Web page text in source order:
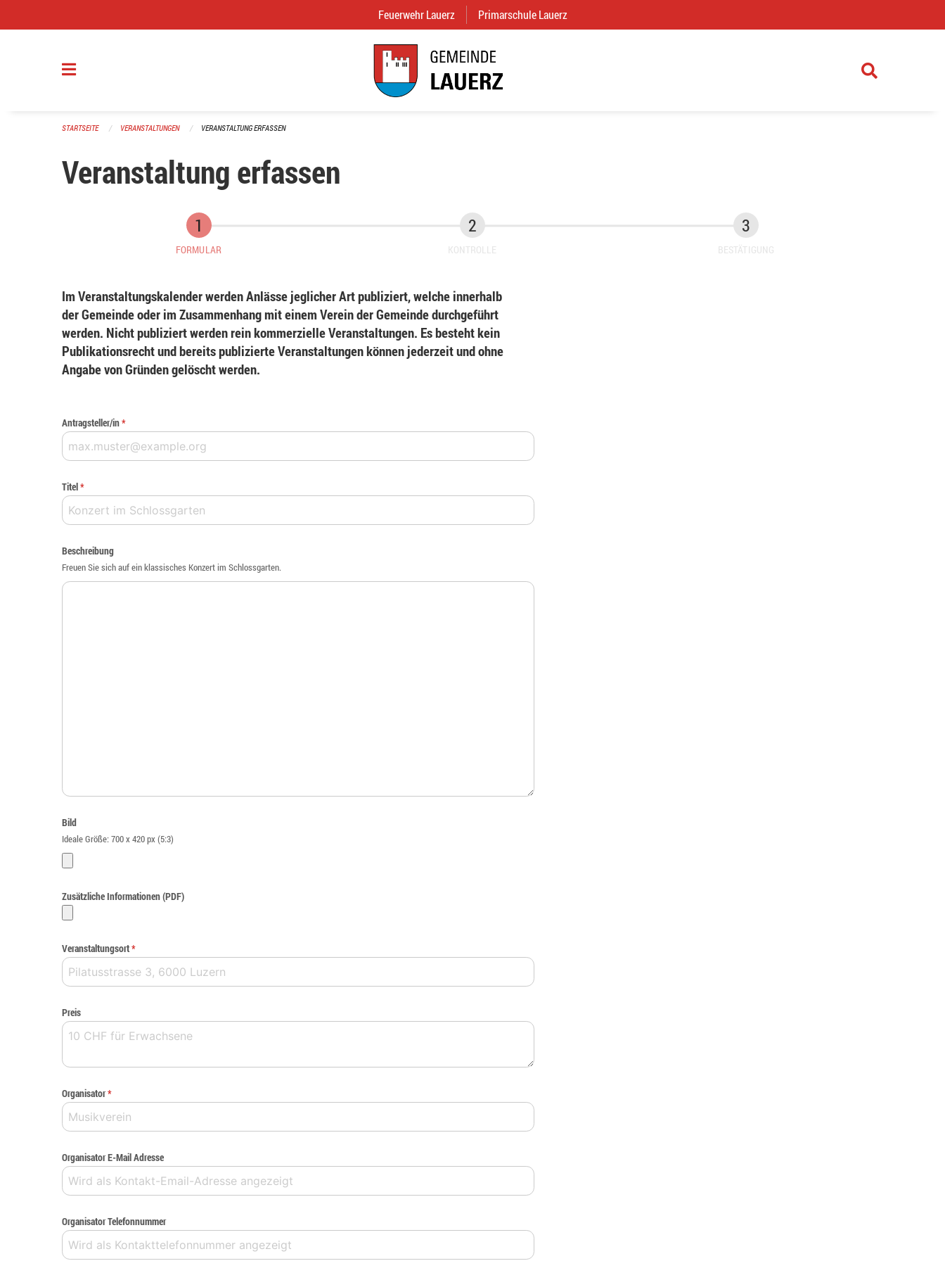
Feuerwehr Lauerz (External Link)
Primarschule Lauerz
STARTSEITE VERANSTALTUNGEN VERANSTALTUNG ERFASSEN
Veranstaltung erfassen
FORMULAR KONTROLLE BESTÄTIGUNG
Im Veranstaltungskalender werden Anlässe jeglicher Art publiziert, welche innerhalb
der Gemeinde oder im Zusammenhang mit einem Verein der Gemeinde durchgeführt
werden. Nicht publiziert werden rein kommerzielle Veranstaltungen. Es besteht kein
Publikationsrecht und bereits publizierte Veranstaltungen können jederzeit und ohne
Angabe von Gründen gelöscht werden.
Antragsteller/in*
Titel*
Beschreibung
Freuen Sie sich auf ein klassisches Konzert im Schlossgarten.
Bild
Ideale Größe: 700 x 420 px (5:3)
Zusätzliche Informationen (PDF)
Veranstaltungsort*
Preis
Organisator*
Organisator E-Mail Adresse
Organisator Telefonnummer